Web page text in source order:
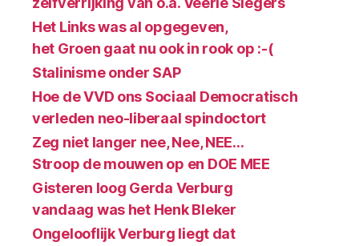
Het Links was al opgegeven,
het Groen gaat nu ook in rook op :-(
Stalinisme onder SAP
Hoe de VVD ons Sociaal Democratisch
verleden neo-liberaal spindoctort
Zeg niet langer nee, Nee, NEE…
Stroop de mouwen op en DOE MEE
Gisteren loog Gerda Verburg
vandaag was het Henk Bleker
Ongelooflijk Verburg liegt dat